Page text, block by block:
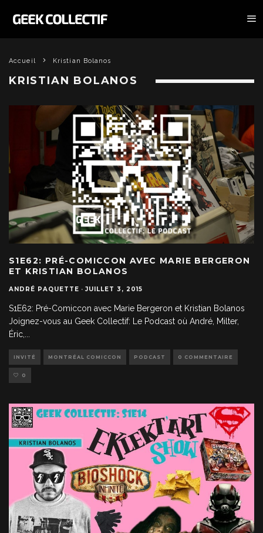
Accueil Kristian Bolanos
KRISTIAN BOLANOS
S1E62: PRÉ-COMICCON AVEC MARIE BERGERON
ET KRISTIAN BOLANOS
ANDRÉ PAQUETTE · JUILLET 3, 2015
S1E62: Pré-Comiccon avec Marie Bergeron et Kristian Bolanos
Joignez-vous au Geek Collectif: Le Podcast où André, Milter,
Éric,
INVITÉ MONTRÉAL COMICCON PODCAST 0 COMMENTAIRE
0